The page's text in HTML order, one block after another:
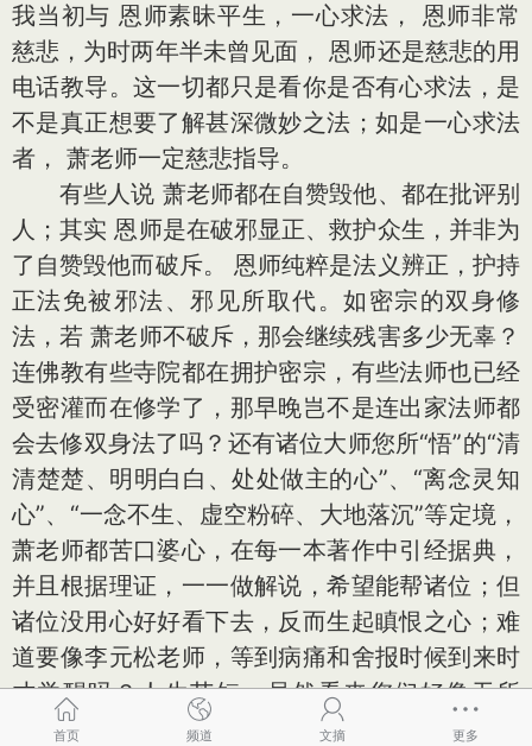
我当初与 恩师素昧平生，一心求法， 恩师非常
慈悲，为时两年半未曾见面， 恩师还是慈悲的用
电话教导。这一切都只是看你是否有心求法，是
不是真正想要了解甚深微妙之法；如是一心求法
者， 萧老师一定慈悲指导。
有些人说 萧老师都在自赞毁他、都在批评别
人；其实 恩师是在破邪显正、救护众生，并非为
了自赞毁他而破斥。 恩师纯粹是法义辨正，护持
正法免被邪法、邪见所取代。如密宗的双身修
法，若 萧老师不破斥，那会继续残害多少无辜？
连佛教有些寺院都在拥护密宗，有些法师也已经
受密灌而在修学了，那早晚岂不是连出家法师都
会去修双身法了吗？还有诸位大师您所“悟”的“清
清楚楚、明明白白、处处做主的心”、“离念灵知
心”、“一念不生、虚空粉碎、大地落沉”等定境，
萧老师都苦口婆心，在每一本著作中引经据典，
并且根据理证，一一做解说，希望能帮诸位；但
诸位没用心好好看下去，反而生起瞋恨之心；难
道要像李元松老师，等到病痛和舍报时候到来时
才觉醒吗？人生苦短，虽然看来您们好像无所
谓，在白天诸多眷属陪著您，但是我相信在夜深
首页 频道 文摘 更多